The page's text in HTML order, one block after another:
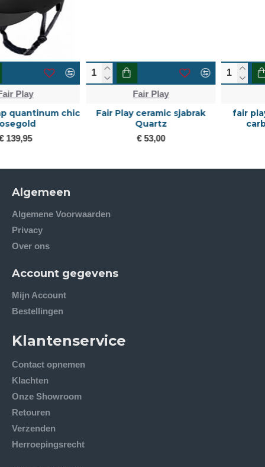
Fair Play ceramic sjabrak
fair play cap quantinum
carbon wide visor
Algemeen
Algemene Voorwaarden
Privacy
Over ons
Account gegevens
Mijn Account
Bestellingen
Klantenservice
Contact opnemen
Klachten
Onze Showroom
Retouren
Verzenden
Herroepingsrecht